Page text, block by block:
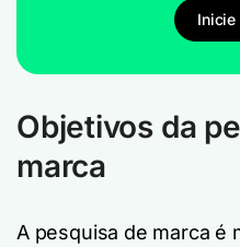
Inicie
Objetivos da
marca
A pesquisa de marca é